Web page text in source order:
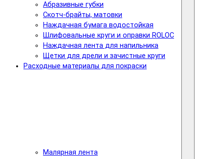
Абразивные губки
Скотч-брайты, матовки
Наждачная бумага водостойкая
Шлифовальные круги и оправки ROLOC
Наждачная лента для напильника
Щетки для дрели и зачистные круги
Расходные материалы для покраски
Малярная лента